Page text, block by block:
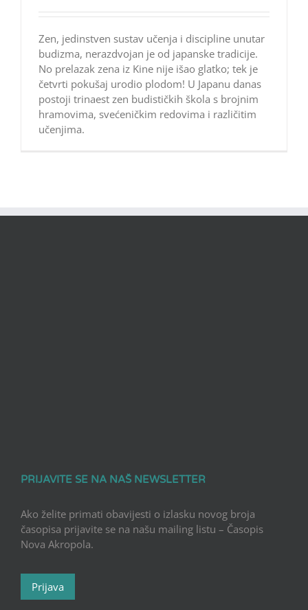
Zen, jedinstven sustav učenja i discipline unutar
budizma, nerazdvojan je od japanske tradicije.
No prelazak zena iz Kine nije išao glatko; tek je
četvrti pokušaj urodio plodom! U Japanu danas
postoji trinaest zen budističkih škola s brojnim
hramovima, svećeničkim redovima i različitim
učenjima.
PRIJAVITE SE NA NAŠ NEWSLETTER
Ako želite primati obavijesti o izlasku novog broja
časopisa prijavite se na našu mailing listu – Časopis
Nova Akropola.
Prijava